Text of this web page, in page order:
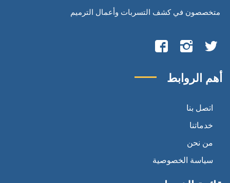
متخصصون في كشف التسربات وأعمال الترميم
تابعنا
على
تويتر
تابعنا
على
انستجرام
تابعنا
على أهم الروابط
اتصل بنا
خدماتنا
من نحن
سياسة الخصوصية